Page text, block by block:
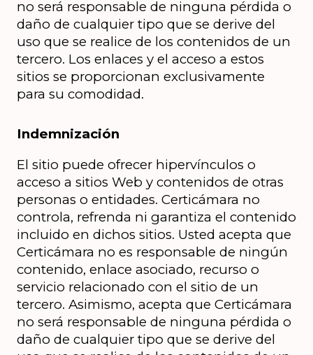
no será responsable de ninguna pérdida o
daño de cualquier tipo que se derive del
uso que se realice de los contenidos de un
tercero. Los enlaces y el acceso a estos
sitios se proporcionan exclusivamente
para su comodidad.
Indemnización
El sitio puede ofrecer hipervínculos o
acceso a sitios Web y contenidos de otras
personas o entidades. Certicámara no
controla, refrenda ni garantiza el contenido
incluido en dichos sitios. Usted acepta que
Certicámara no es responsable de ningún
contenido, enlace asociado, recurso o
servicio relacionado con el sitio de un
tercero. Asimismo, acepta que Certicámara
no será responsable de ninguna pérdida o
daño de cualquier tipo que se derive del